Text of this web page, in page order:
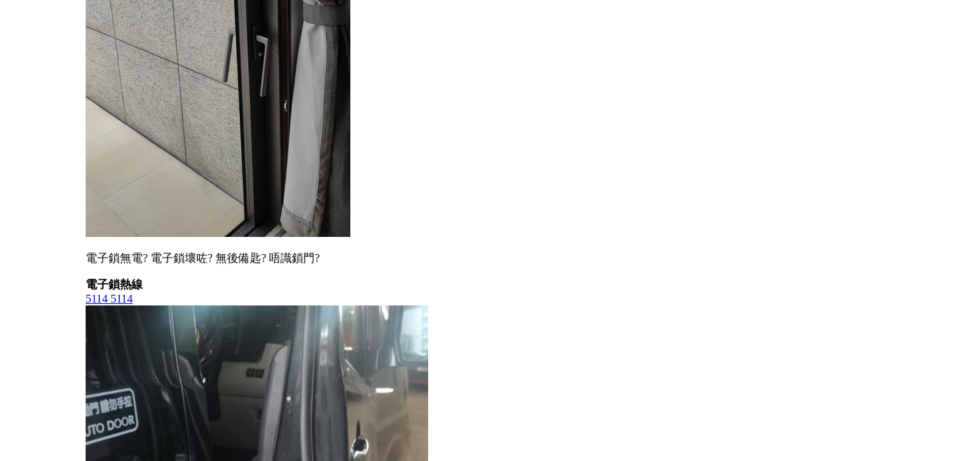
電子鎖無電? 電子鎖壞咗? 無後備匙? 唔識鎖門?
電子鎖熱線
5114 5114